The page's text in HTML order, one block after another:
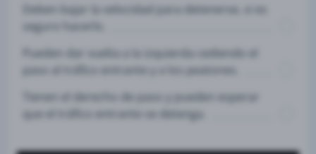
Deben bajar la velocidad para detenerse, si es
seguro hacerlo.
Pueden dar vuelta a la izquierda cediendo el
paso al tráfico entrante y a los peatones.
Tienen el derecho de paso y pueden esperar
que el tráfico entrante se detenga.